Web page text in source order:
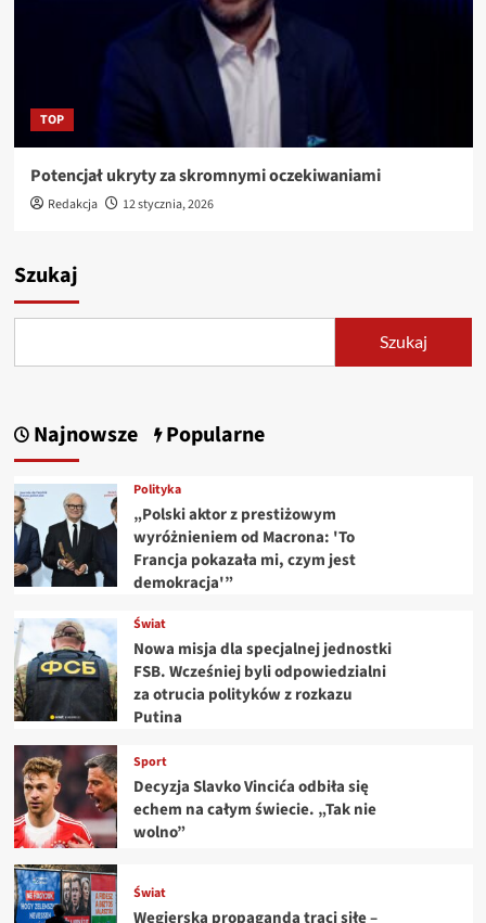
TOP
Potencjał ukryty za skromnymi oczekiwaniami
Redakcja 12 stycznia, 2026
Szukaj
Szukaj
Najnowsze Popularne
Polityka
„Polski aktor z prestiżowym
wyróżnieniem od Macrona: 'To
Francja pokazała mi, czym jest
demokracja'”
Świat
Nowa misja dla specjalnej jednostki
FSB. Wcześniej byli odpowiedzialni
za otrucia polityków z rozkazu
Putina
Sport
Decyzja Slavko Vincića odbiła się
echem na całym świecie. „Tak nie
wolno”
Świat
Węgierska propaganda traci siłę –